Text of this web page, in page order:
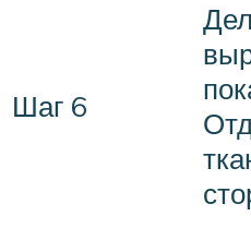
Шаг 6